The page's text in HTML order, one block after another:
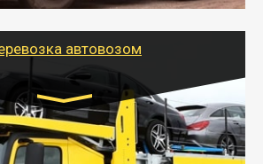
крепления.
автовозом
км. Рассчитывается
индивидуально